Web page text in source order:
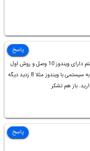
نکته: هارد تون رو به یک سیستم دارای ویندوز 10 وصل و روش اول
را انجام بدید. بعد اگر هارد رو به سیستمی با ویندوز مثلا 8 زدید دیگه
باز هم تشکر
پاسخ
پاسخ